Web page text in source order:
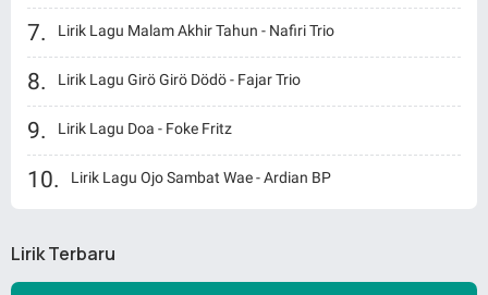
Lirik Lagu Malam Akhir Tahun - Nafiri Trio
Lirik Lagu Girö Girö Dödö - Fajar Trio
Lirik Lagu Doa - Foke Fritz
Lirik Lagu Ojo Sambat Wae - Ardian BP
Lirik Terbaru